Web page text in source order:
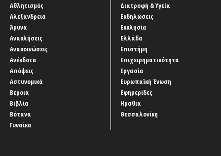
Αθλητισμός
Αλεξάνδρεια
Άμυνα
Ανακλήσεις
Ανακοινώσεις
Ανέκδοτα
Απόψεις
Αστυνομικά
Βέροια
Βιβλία
Βότανα
Γυναίκα
Διατροφή & Υγεία
Εκδηλώσεις
Εκκλησία
Ελλάδα
Επιστήμη
Επιχειρηματικότητα
Εργασία
Ευρωπαϊκή Ένωση
Εφημερίδες
Ημαθία
Θεσσαλονίκη